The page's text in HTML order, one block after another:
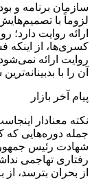
سازمان برنامه و
لزوماً با
ارائه روایت دارد؛
کسری‌ها، از اینکه
روایت ارائه
آن را با
پیام آخر بازار
نکته معنادار
جمله دوره‌هایی که
رفتاری تهاجمی
از بحران بترسد،